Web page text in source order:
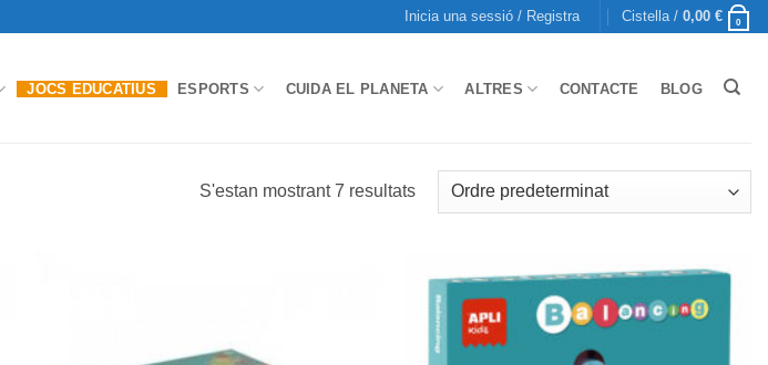
Inicia una sessió / Registra Cistella / 0,00 € 0
JOCS EDUCATIUS ESPORTS CUIDA EL PLANETA ALTRES CONTACTE BLOG
S'estan mostrant 7 resultats